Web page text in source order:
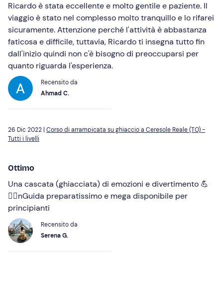
Ricardo è stata eccellente e molto gentile e paziente. Il
viaggio è stato nel complesso molto tranquillo e lo rifarei
sicuramente. Attenzione perché l'attività è abbastanza
faticosa e difficile, tuttavia, Ricardo ti insegna tutto fin
dall'inizio quindi non c'è bisogno di preoccuparsi per
quanto riguarda l'esperienza.
Recensito da
Ahmad C.
26 Dic 2022 | Corso di arrampicata su ghiaccio a Ceresole Reale (TO) -
Tutti i livelli
Ottimo
Una cascata (ghiacciata) di emozioni e divertimento 💪
🧗‍♂️nGuida preparatissimo e mega disponibile per
principianti
Recensito da
Serena G.